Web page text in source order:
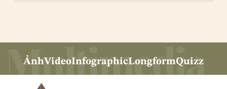
ẢnhVideoInfographicLongformQuizz